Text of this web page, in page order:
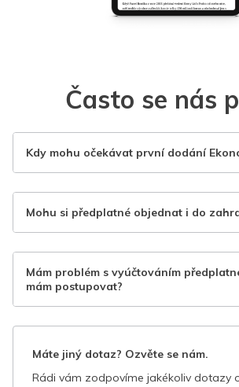
Často se nás
Kdy mohu očekávat první dodání
Mohu si předplatné objednat i do
Mám problém s vyúčtováním
mám postupovat?
Máte jiný dotaz? Ozvěte se nám.
Rádi vám zodpovíme jakékoliv dotazy